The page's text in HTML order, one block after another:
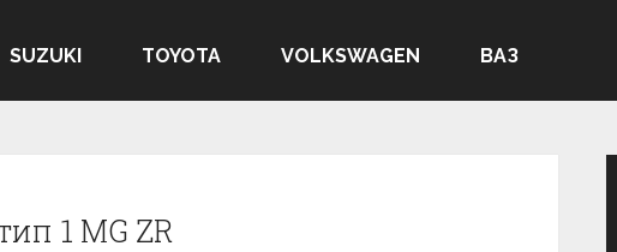
SUZUKI TOYOTA VOLKSWAGEN ВАЗ
1 MG ZR